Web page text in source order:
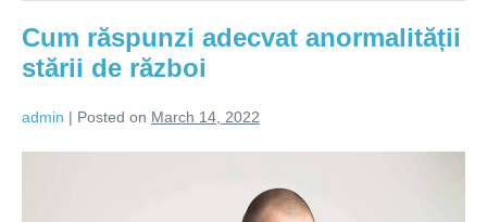
Cum răspunzi adecvat anormalității
stării de război
admin | Posted on March 14, 2022